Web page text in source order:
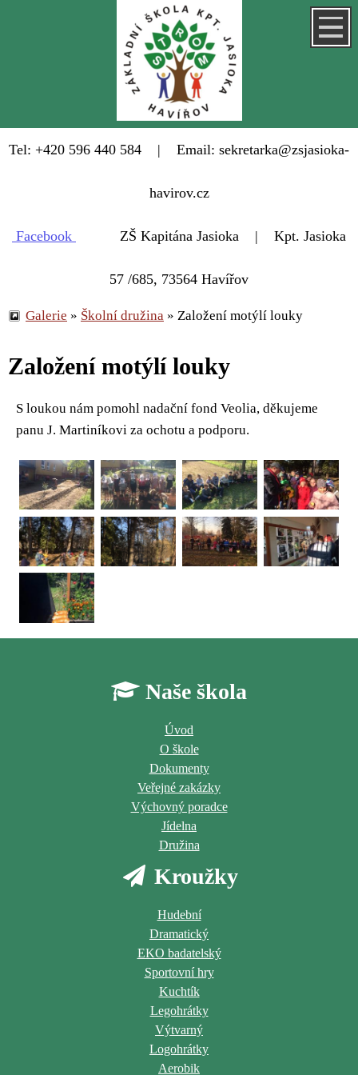
Tel: +420 596 440 584 | Email: sekretarka@zsjasioka-
havirov.cz
Facebook ZŠ Kapitána Jasioka | Kpt. Jasioka
57 /685, 73564 Havířov
Galerie » Školní družina » Založení motýlí louky
Založení motýlí louky
S loukou nám pomohl nadační fond Veolia, děkujeme
panu J. Martiníkovi za ochotu a podporu.
Naše škola
Úvod
O škole
Dokumenty
Veřejné zakázky
Výchovný poradce
Jídelna
Družina
Kroužky
Hudební
Dramatický
EKO badatelský
Sportovní hry
Kuchtík
Legohrátky
Výtvarný
Logohrátky
Aerobik